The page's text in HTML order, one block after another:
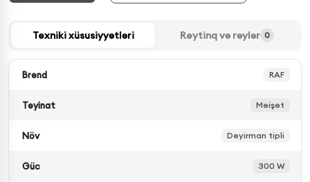
Texniki xüsusiyyətləri Reytinq və rəylər 0
Brend RAF
Təyinat Məişət
Növ Dəyirman tipli
Güc 300 W